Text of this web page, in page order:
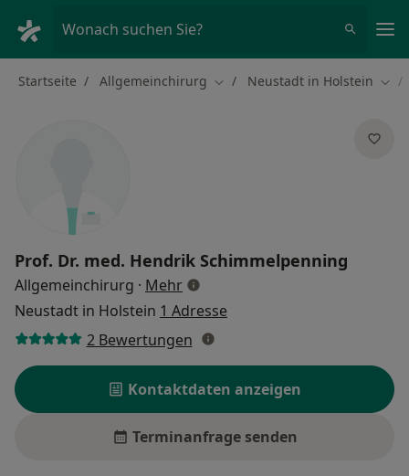
Wonach suchen Sie?
Startseite Allgemeinchirurg Stadt ändern
Neustadt in Holstein
Prof. Dr. med. Hendrik Schimmelpenning
Allgemeinchirurg · Mehrüber Spezialisierungen
Neustadt in Holstein 1 Adresse
2 Bewertungen
Kontaktdaten anzeigen
Terminanfrage senden